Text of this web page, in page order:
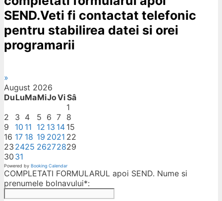
SEND.Veti fi contactat telefonic
pentru stabilirea datei si orei
programarii
»
August 2026
DuLuMaMiJoViSâ
1
2
3 4 5 6 7 8
9
10 11 12 13 14 15
16 17 18 19 2021 22
23 2425 26272829
30 31
Powered by Booking Calendar
COMPLETATI FORMULARUL apoi SEND. Nume si
prenumele bolnavului*: